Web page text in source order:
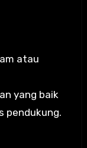
atau
yang baik
pendukung.